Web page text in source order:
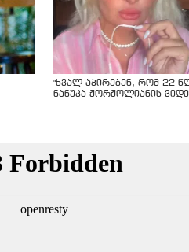
"ხვალ აპირებენ, რომ 22
ნანუკა ჟორჟოლიანის